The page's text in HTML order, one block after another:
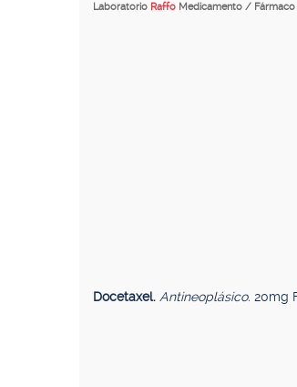
Laboratorio Raffo Medicamento / Fármaco
Docetaxel. Antineoplásico. 20mg